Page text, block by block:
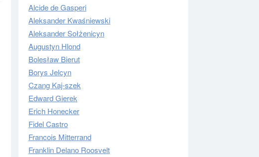
Alcide de Gasperi
Aleksander Kwaśniewski
Aleksander Sołżenicyn
Augustyn Hlond
Bolesław Bierut
Borys Jelcyn
Czang Kaj-szek
Edward Gierek
Erich Honecker
Fidel Castro
Francois Mitterrand
Franklin Delano Roosvelt